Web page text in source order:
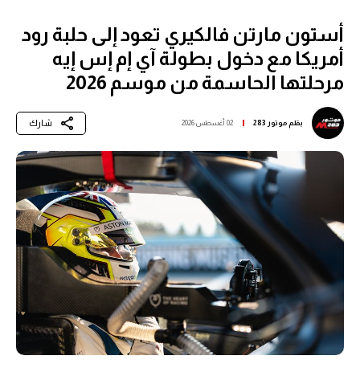
أستون مارتن فالكيري تعود إلى حلبة رود
أمريكا مع دخول بطولة آي إم إس إيه
مرحلتها الحاسمة من موسم 2026
بقلمموتور 283 02 أغسطس 2026 شارك